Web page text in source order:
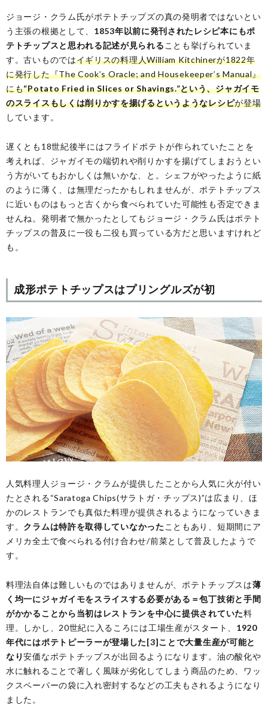
ジョージ・クラム氏がポテトチップズの真の発明者ではないとい
う主張の根拠として、 1853年以前に発刊されたレシピ本にもポ
テトチップスと思われる記述が見られることも挙げられていま
す。古いものではイギリスの料理人William Kitchinerが1822年
に発行した『The Cook’s Oracle; and Housekeeper’s Manual』
にも“Potato Fried in Slices or Shavings.”という、ジャガイモ
のスライスもしくは削りかすを揚げるというようなレシピが登場
しています。
遅くとも18世紀後半にはフライドポテトが作られていたことを
考えれば、ジャガイモの端切れや削りかすを揚げてしまおうとい
う方がいてもおかしくは無いかな、と。シェフがやったように紙
のように薄く、は無理だったかもしれませんが、ポテトチップス
に近いものはもっと古くから食べられていた可能性も否定できま
せんね。発明者で無かったとしてもジョージ・クラム氏はポテト
チップスの普及に一役も二役も買っている方だと思いますけれど
も。
成形ポテトチップスはプリングルズが初
人気料理人ジョージ・クラムが提供したことから人気に火が付い
たとされる“Saratoga Chips(サラトガ・チップス)”は広まり、ほ
かのレストランでも真似た料理が提供されるようになっていきま
す。 クラムは特許を取得していなかった こともあり、短期間にア
メリカ全土で食べられる付け合わせ/前菜として普及したようで
す。
料理法自体は難しいものではありませんが、ポテトチップスは薄
く均一にジャガイモをスライスする必要がある＝包丁技術と手間
がかかることから当初はレストランを中心に提供されていた料
理。しかし、20世紀に入るころには工場生産がスタート、 1920
年代にはポテトピーラーが登場した[3]ことで大量生産が可能と
なり安価なポテトチップスが出回るようになります。油の酸化や
水に触れることで著しく風味が劣化してしまう商品のため、ワッ
クスペーパーの袋に入れ密封するなどの工夫もされるようになり
ました。